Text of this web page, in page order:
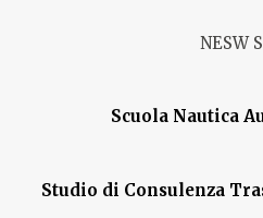
NESW
Scuola Nautica
Studio di Consulenza